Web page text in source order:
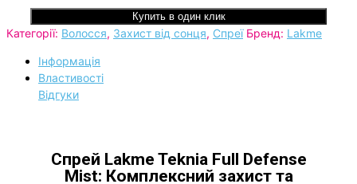
Купить в один клик
Категорії: Волосся, Захист від сонця, Спреї Бренд: Lakme
Інформація
Властивості
Відгуки
Спрей Lakme Teknia Full Defense
Mist: Комплексний захист та